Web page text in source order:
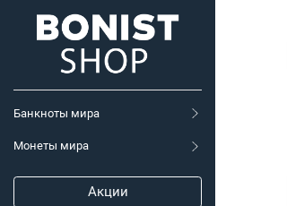
Банкноты мира
Монеты мира
Акции